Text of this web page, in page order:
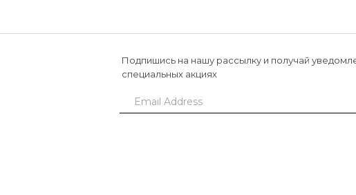
Подпишись на нашу рассылку и получай
специальных акциях